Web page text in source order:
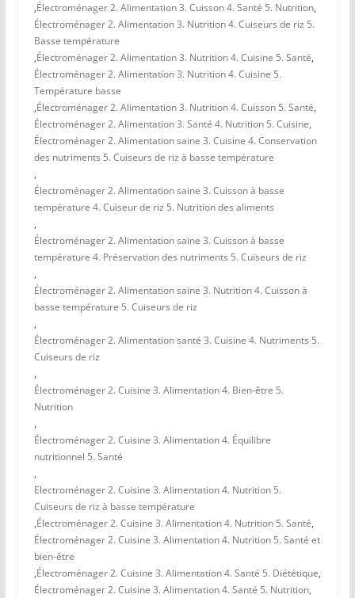
,Électroménager 2. Alimentation 3. Cuisson 4. Santé 5. Nutrition,
Électroménager 2. Alimentation 3. Nutrition 4. Cuiseurs de riz 5.
Basse température
,Électroménager 2. Alimentation 3. Nutrition 4. Cuisine 5. Santé,
Électroménager 2. Alimentation 3. Nutrition 4. Cuisine 5.
Température basse
,Électroménager 2. Alimentation 3. Nutrition 4. Cuisson 5. Santé,
Électroménager 2. Alimentation 3. Santé 4. Nutrition 5. Cuisine,
Électroménager 2. Alimentation saine 3. Cuisine 4. Conservation
des nutriments 5. Cuiseurs de riz à basse température
,
Électroménager 2. Alimentation saine 3. Cuisson à basse
température 4. Cuiseur de riz 5. Nutrition des aliments
,
Électroménager 2. Alimentation saine 3. Cuisson à basse
température 4. Préservation des nutriments 5. Cuiseurs de riz
,
Électroménager 2. Alimentation saine 3. Nutrition 4. Cuisson à
basse température 5. Cuiseurs de riz
,
Électroménager 2. Alimentation santé 3. Cuisine 4. Nutriments 5.
Cuiseurs de riz
,
Électroménager 2. Cuisine 3. Alimentation 4. Bien-être 5.
Nutrition
,
Électroménager 2. Cuisine 3. Alimentation 4. Équilibre
nutritionnel 5. Santé
,
Electroménager 2. Cuisine 3. Alimentation 4. Nutrition 5.
Cuiseurs de riz à basse température
,Électroménager 2. Cuisine 3. Alimentation 4. Nutrition 5. Santé,
Électroménager 2. Cuisine 3. Alimentation 4. Nutrition 5. Santé et
bien-être
,Électroménager 2. Cuisine 3. Alimentation 4. Santé 5. Diététique,
Électroménager 2. Cuisine 3. Alimentation 4. Santé 5. Nutrition,